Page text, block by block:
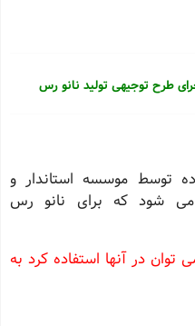
طرح توجیهی تولید نانو رس
توسط موسسه استاندار و
می شود که برای نانو رس
توان در آنها استفاده کرد به